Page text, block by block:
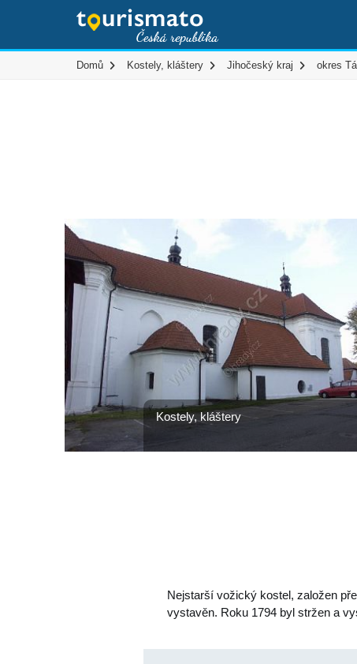
Domů Kostely, kláštery Jihočeský kraj okres
Nejstarší vožický kostel, založen
vystavěn. Roku 1794 byl stržen a
Kostely, kláštery